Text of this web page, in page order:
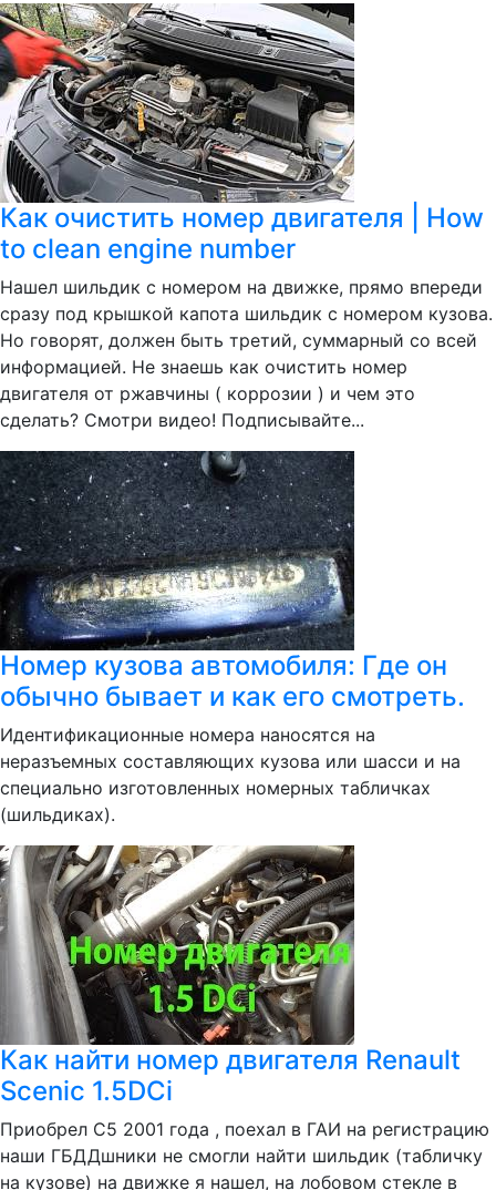
Как очистить номер двигателя | How
to clean engine number
Нашел шильдик с номером на движке, прямо впереди
сразу под крышкой капота шильдик с номером кузова.
Но говорят, должен быть третий, суммарный со всей
информацией. Не знаешь как очистить номер
двигателя от ржавчины ( коррозии ) и чем это
сделать? Смотри видео! Подписывайте...
Номер кузова автомобиля: Где он
обычно бывает и как его смотреть.
Идентификационные номера наносятся на
неразъемных составляющих кузова или шасси и на
специально изготовленных номерных табличках
(шильдиках).
Как найти номер двигателя Renault
Scenic 1.5DCi
Приобрел С5 2001 года , поехал в ГАИ на регистрацию
наши ГБДДшники не смогли найти шильдик (табличку
на кузове) на движке я нашел, на лобовом стекле в